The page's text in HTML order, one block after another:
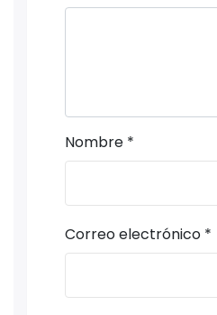
Nombre *
Correo electrónico *